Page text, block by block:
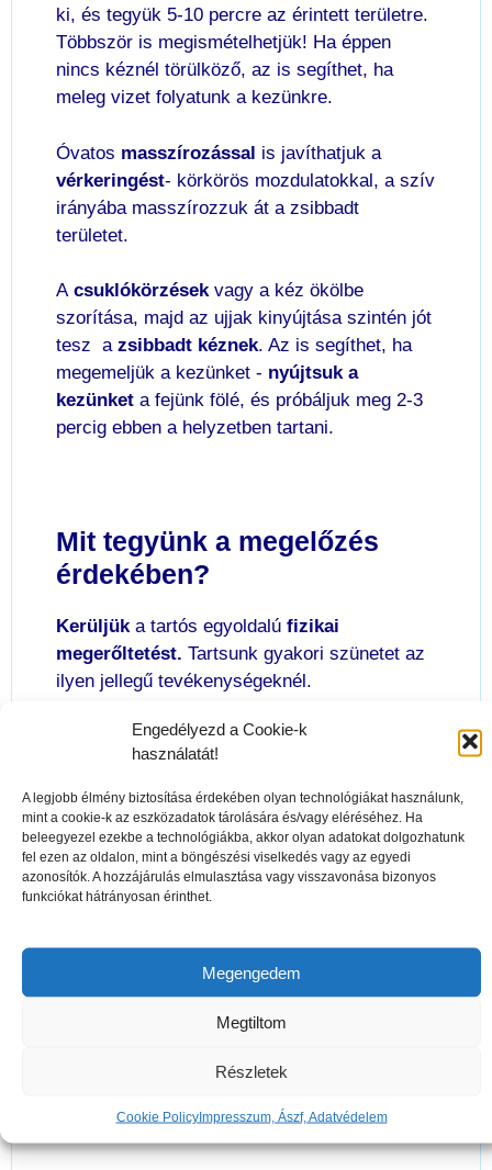
Engedélyezd a Cookie-k
használatát!
A legjobb élmény biztosítása érdekében olyan technológiákat használunk,
mint a cookie-k az eszközadatok tárolására és/vagy eléréséhez. Ha
beleegyezel ezekbe a technológiákba, akkor olyan adatokat dolgozhatunk
fel ezen az oldalon, mint a böngészési viselkedés vagy az egyedi
azonosítók. A hozzájárulás elmulasztása vagy visszavonása bizonyos
funkciókat hátrányosan érinthet.
Megengedem
Megtiltom
Részletek
Cookie PolicyImpresszum, Ászf, Adatvédelem
ki, és tegyük 5-10 percre az érintett területre.
Többször is megismételhetjük! Ha éppen
nincs kéznél törülköző, az is segíthet, ha
meleg vizet folyatunk a kezünkre.
Óvatos masszírozással is javíthatjuk a
vérkeringést- körkörös mozdulatokkal, a szív
irányába masszírozzuk át a zsibbadt
területet.
Acsuklókörzésekvagy a kéz ökölbe
szorítása, majd az ujjak kinyújtása szintén jót
tesz a zsibbadt kéznek. Az is segíthet, ha
megemeljük a kezünket - nyújtsuk a
kezünket a fejünk fölé, és próbáljuk meg 2-3
percig ebben a helyzetben tartani.
Mit tegyünk a megelőzés
érdekében?
Kerüljüka tartós egyoldalú fizikai
megerőltetést. Tartsunk gyakori szünetet az
ilyen jellegű tevékenységeknél.
kézfejet is.
Afájdalomés a gyulladás acsuklóban
azonban lehetkopásos eredetűis, főleg
akkor, ha kezeinket éveken átnagy
duzzanata, reggel sokszor fél órába is telhet,
mire annyira átmozgatjuk az ujjainkat, hogy
teljesen működőképesek legyenek.
mozgási tartomány beszűkü
kezünk szorítóereje is csökkenhet és